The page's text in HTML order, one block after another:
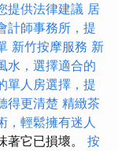
提供法律建議 居
計師事務所，提
新竹按摩服務 新
水，選擇適合的
單人房選擇，提
得更清楚 精緻茶
，輕鬆擁有迷人
著它已損壞。 按